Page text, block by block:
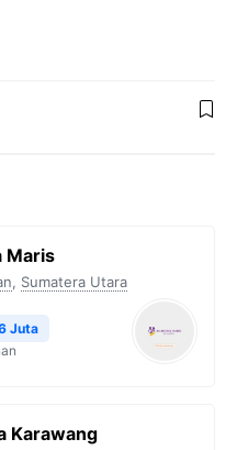
Maris
, Sumatera Utara
Juta
Karawang